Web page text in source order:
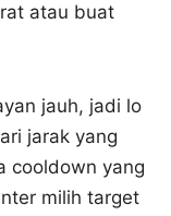
atau buat
jauh, jadi lo
jarak yang
cooldown yang
milih target